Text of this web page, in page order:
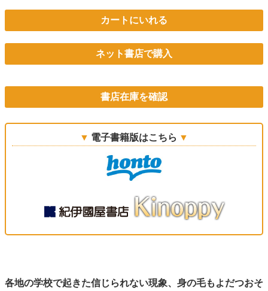
カートにいれる
ネット書店で購入
書店在庫を確認
電子書籍版はこちら
各地の学校で起きた信じられない現象、身の毛もよだつおそ